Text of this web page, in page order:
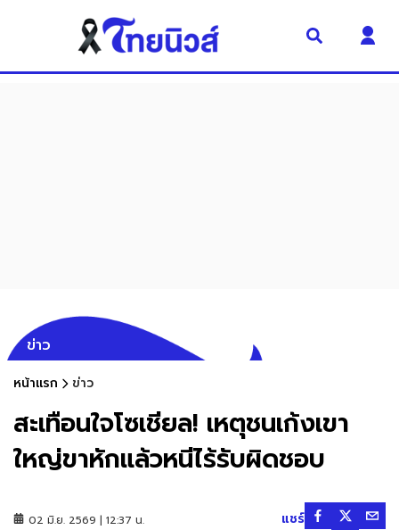
ข่าว
หน้าแรก ข่าว
สะเทือนใจโซเชียล! เหตุชนเก้งเขา
ใหญ่ขาหักแล้วหนีไร้รับผิดชอบ
02 มิ.ย. 2569 | 12:37 น. แชร์